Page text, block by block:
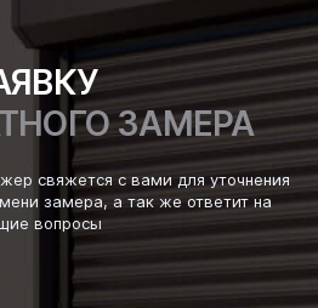
ЗАМЕРА
свяжется с вами для уточнения
замера, а так же ответит на
вопросы